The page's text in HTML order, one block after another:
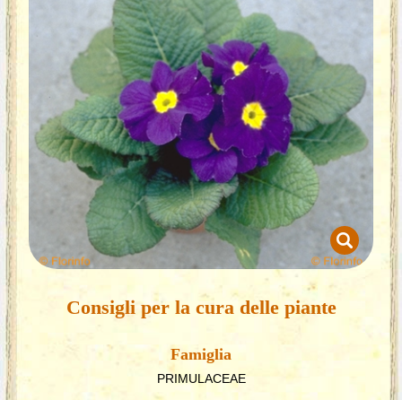
Consigli per la cura delle piante
Famiglia
PRIMULACEAE